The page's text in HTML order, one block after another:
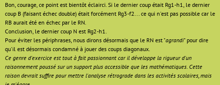
Bon, courage, ce point est bientôt éclairci. Si le dernier coup était Rg1-h1, le dernier
coup B (faisant échec double) était forcément Rg3-f2... ce qui n'est pas possible car le
RB aurait été en échec par le RN.
Conclusion, le dernier coup N est Rg2-h1.
Pour éviter les périphrases, nous dirons désormais que le RN est "agrandi" pour dire
qu'il est désormais condamné à jouer des coups diagonaux.
Ce genre d'exercice est tout à fait passionnant car il développe la rigueur d'un
raisonnement poussé sur un support plus accessible que les mathématiques. Cette
raison devrait suffire pour mettre l'analyse rétrograde dans les activités scolaires, mais